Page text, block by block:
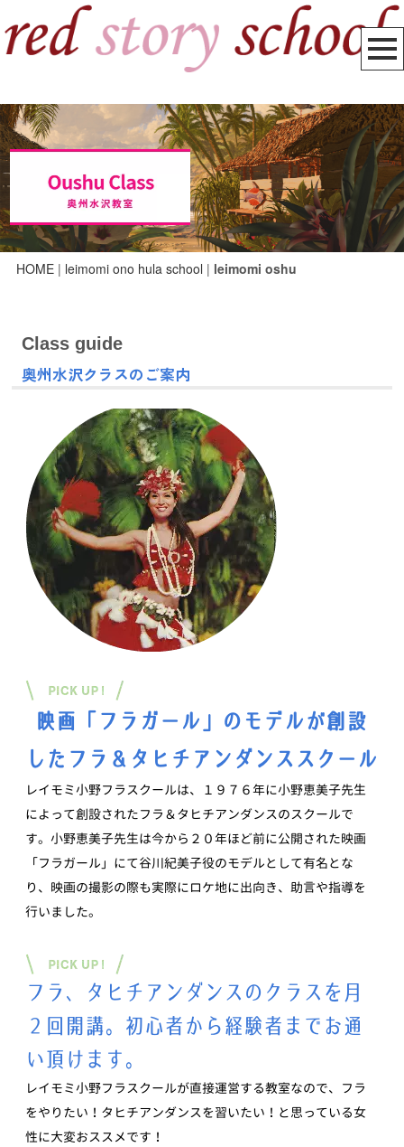
HOME | leimomi ono hula school | leimomi oshu
Class guide
奥州水沢クラスのご案内
映画「フラガール」のモデルが創設
したフラ＆タヒチアンダンススクール
レイモミ小野フラスクールは、１９７６年に小野恵美子先生
によって創設されたフラ＆タヒチアンダンスのスクールで
す。小野恵美子先生は今から２０年ほど前に公開された映画
「フラガール」にて谷川紀美子役のモデルとして有名とな
り、映画の撮影の際も実際にロケ地に出向き、助言や指導を
行いました。
フラ、タヒチアンダンスのクラスを月
２回開講。初心者から経験者までお通
い頂けます。
レイモミ小野フラスクールが直接運営する教室なので、フラ
をやりたい！タヒチアンダンスを習いたい！と思っている女
性に大変おススメです！